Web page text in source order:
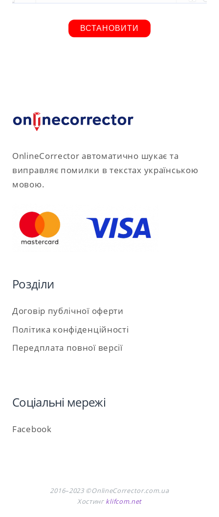
ВСТАНОВИТИ
OnlineCorrector автоматично шукає та
виправляє помилки в текстах українською
мовою.
Розділи
Договір публічної оферти
Політика конфіденційності
Передплата повної версії
Соціальні мережі
Facebook
2016–2023 ©OnlineCorrector.com.ua
Хостинг klifcom.net